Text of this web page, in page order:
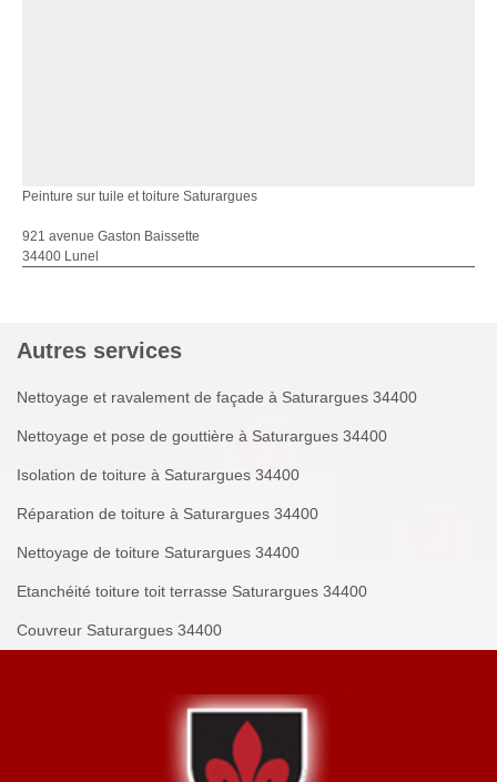
Peinture sur tuile et toiture Saturargues
921 avenue Gaston Baissette
34400 Lunel
Autres services
Nettoyage et ravalement de façade à Saturargues 34400
Nettoyage et pose de gouttière à Saturargues 34400
Isolation de toiture à Saturargues 34400
Réparation de toiture à Saturargues 34400
Nettoyage de toiture Saturargues 34400
Etanchéité toiture toit terrasse Saturargues 34400
Couvreur Saturargues 34400